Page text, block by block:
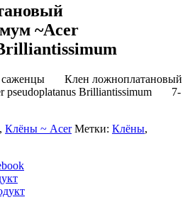
~Acer
саженцы Клен ложноплатановый
pseudoplatanus Brilliantissimum 7-
, Клёны ~ Acer Метки: Клёны,